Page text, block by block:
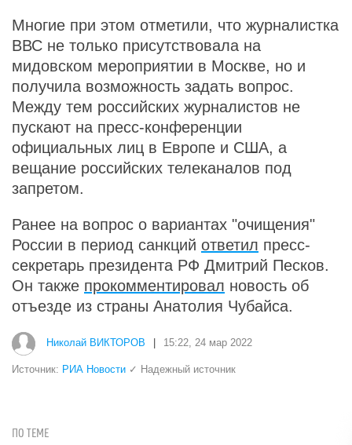
Многие при этом отметили, что журналистка
ВВС не только присутствовала на
мидовском мероприятии в Москве, но и
получила возможность задать вопрос.
Между тем российских журналистов не
пускают на пресс-конференции
официальных лиц в Европе и США, а
вещание российских телеканалов под
запретом.
Ранее на вопрос о вариантах "очищения"
России в период санкций ответил пресс-
секретарь президента РФ Дмитрий Песков.
Он также прокомментировал новость об
отъезде из страны Анатолия Чубайса.
Николай ВИКТОРОВ 15:22, 24 мар 2022
Источник: РИА Новости ✓ Надежный источник
ПО ТЕМЕ